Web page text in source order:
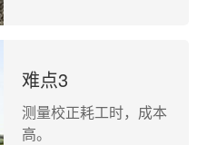
难点3
测量校正耗工时，成本
高。